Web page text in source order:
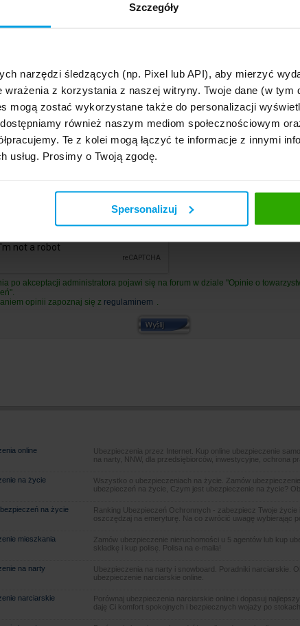
Szczegóły
narzędzi śledzących (np. Pixel lub API), aby mierzyć
wrażenia z korzystania z naszej witryny. Twoje dane (w tym
mogą zostać wykorzystane także do personalizacji
również naszym mediom społecznościowym
Te z kolei mogą łączyć te informacje z innymi
usług. Prosimy o Twoją zgodę.
Spersonalizuj
znaków 0, pozostało 1500
po akceptacji administratora pojawi się na forum w dziale "Opinie o
opinii zapoznaj się z regulaminem .
online
Ubezpieczenia przez Internet. Kup online ubezpieczenie
na narty, NNW, dla przedsiębiorców, inwestycyjne, ochrona
na życie
Wszystko o ubezpieczeniach na życie. Zamów
ubezpieczeń na życie, Czym jest ubezpieczenie na życie?
na życie
Ranking Ubezpieczeń Ochronnych - zabezpiecz Twoje
oszczędzaj na emeryturę. Na co zwrócić uwagę wybierając
mieszkania
Zamów ubezpieczenie nieruchomości u 5 agentów lub kup
składkę i kup polisę. Polisa na e-maila!
na narty
Ubezpieczenia na narty i snowboard. Poradniki narciarskie.
ubezpieczenie narciarskie online.
narciarskie
Porównaj ubezpieczenia narciarskie online i dopasuj
daję Ci komfort spokojnych i bezpiecznych wojaży po